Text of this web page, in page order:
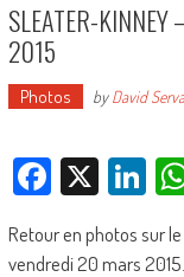
SLEATER-
2015
Photos byDavid
Facebook
X
Retour en photos sur
vendredi 20 mars 2015.